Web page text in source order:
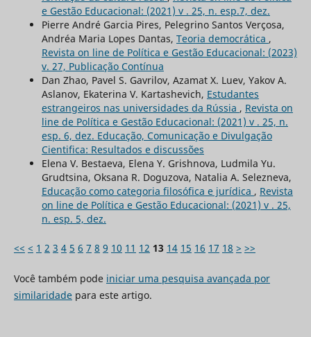
e Gestão Educacional: (2021) v . 25, n. esp.7, dez.
Pierre André Garcia Pires, Pelegrino Santos Verçosa,
Andréa Maria Lopes Dantas, Teoria democrática ,
Revista on line de Política e Gestão Educacional: (2023)
v. 27, Publicação Contínua
Dan Zhao, Pavel S. Gavrilov, Azamat Х. Luev, Yakov A.
Aslanov, Ekaterina V. Kartashevich, Estudantes
estrangeiros nas universidades da Rússia , Revista on
line de Política e Gestão Educacional: (2021) v . 25, n.
esp. 6, dez. Educação, Comunicação e Divulgação
Cientifica: Resultados e discussões
Elena V. Bestaeva, Elena Y. Grishnova, Ludmila Yu.
Grudtsina, Oksana R. Doguzova, Natalia A. Selezneva,
Educação como categoria filosófica e jurídica , Revista
on line de Política e Gestão Educacional: (2021) v . 25,
n. esp. 5, dez.
<< < 1 2 3 4 5 6 7 8 9 10 11 12 13 14 15 16 17 18 > >>
Você também pode iniciar uma pesquisa avançada por
similaridadepara este artigo.